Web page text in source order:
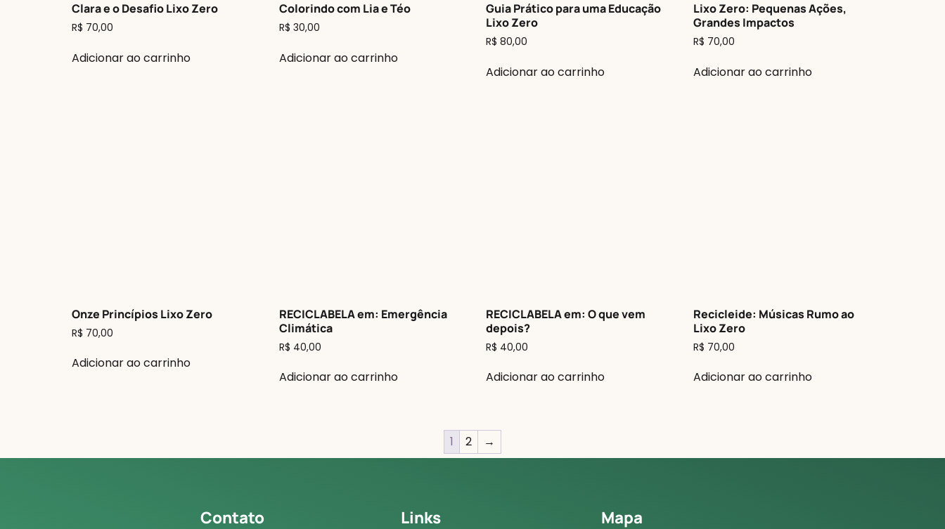
Clara e o Desafio Lixo Zero
R$ 70,00
Adicionar ao carrinho
Colorindo com Lia e Téo
R$ 30,00
Adicionar ao carrinho
Guia Prático para uma Educação
Lixo Zero
R$ 80,00
Adicionar ao carrinho
Lixo Zero: Pequenas Ações,
Grandes Impactos
R$ 70,00
Adicionar ao carrinho
Onze Princípios Lixo Zero
R$ 70,00
Adicionar ao carrinho
RECICLABELA em: Emergência
Climática
R$ 40,00
Adicionar ao carrinho
RECICLABELA em: O que vem
depois?
R$ 40,00
Adicionar ao carrinho
Recicleide: Músicas Rumo ao
Lixo Zero
R$ 70,00
Adicionar ao carrinho
1 2 →
Contato Links Mapa